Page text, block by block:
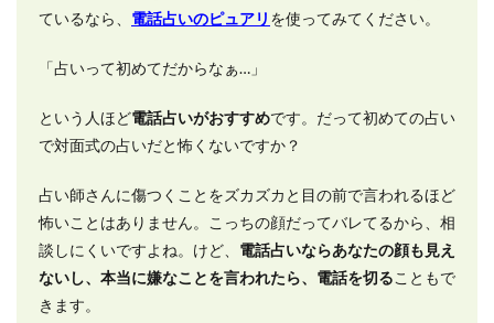
ているなら、 電話占いのピュアリ を使ってみてください。
「占いって初めてだからなぁ…」
という人ほど電話占いがおすすめです。だって初めての占い
で対面式の占いだと怖くないですか？
占い師さんに傷つくことをズカズカと目の前で言われるほど
怖いことはありません。こっちの顔だってバレてるから、相
談しにくいですよね。けど、 電話占いならあなたの顔も見え
ないし、本当に嫌なことを言われたら、電話を切ることもで
きます。